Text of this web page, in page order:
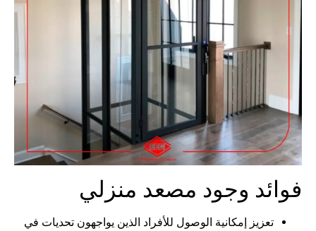
وجود مصعد منزلي
تعزيز إمكانية الوصول للأفراد الذين يواجهون تحديات في